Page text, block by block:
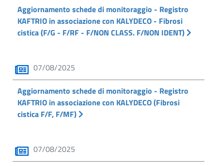
Aggiornamento schede di monitoraggio - Registro
KAFTRIO in associazione con KALYDECO - Fibrosi
cistica (F/G - F/RF - F/NON CLASS. F/NON IDENT)
07/08/2025
Aggiornamento schede di monitoraggio - Registro
KAFTRIO in associazione con KALYDECO (Fibrosi
cistica F/F, F/MF)
07/08/2025